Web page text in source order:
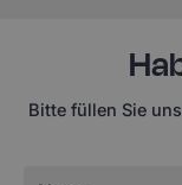
Bitte füllen Sie